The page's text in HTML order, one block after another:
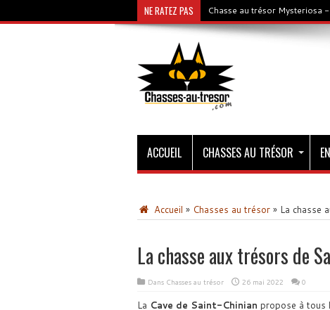
NE RATEZ PAS Chasse au trésor Mysteriosa
ACCUEIL CHASSES AU TRÉSOR
Accueil » Chasses au trésor » La chasse
La chasse aux trésors de
Dans Chasses au trésor 26 mai 2022 0
La Cave de Saint-Chinian propose à tous